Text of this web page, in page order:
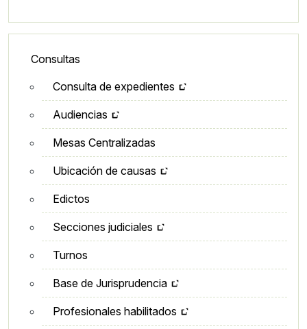
Lateral - Menú secundario
Consultas
Consulta de expedientes
Audiencias
Mesas Centralizadas
Ubicación de causas
Edictos
Secciones judiciales
Turnos
Base de Jurisprudencia
Profesionales habilitados